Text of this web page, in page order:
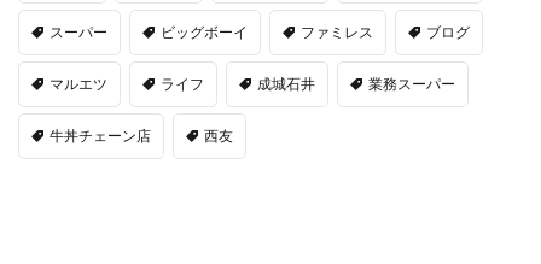
スーパー ビッグボーイ ファミレス ブログ
マルエツ ライフ 成城石井 業務スーパー
牛丼チェーン店 西友